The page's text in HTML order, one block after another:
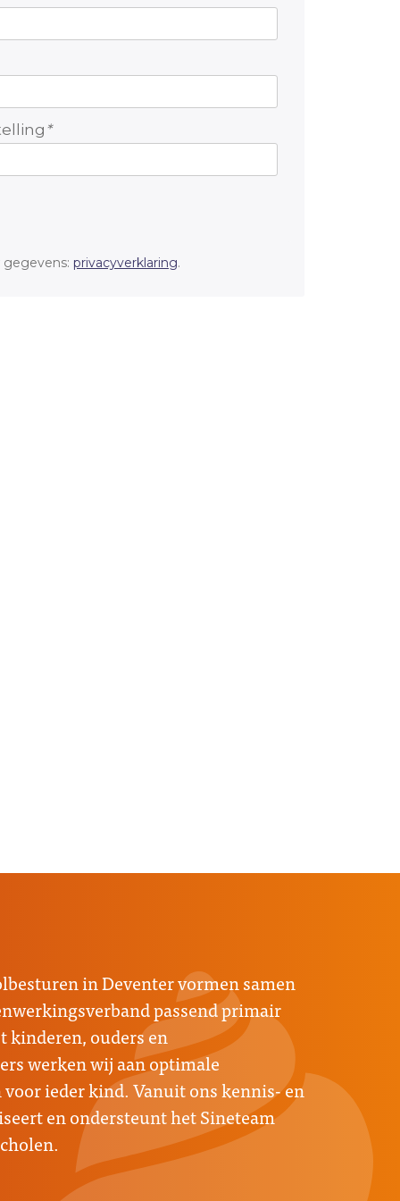
*
privacyverklaring.
in Deventer vormen samen
passend primair
kinderen, ouders en
werken wij aan optimale
ieder kind. Vanuit ons kennis- en
en ondersteunt het Sineteam